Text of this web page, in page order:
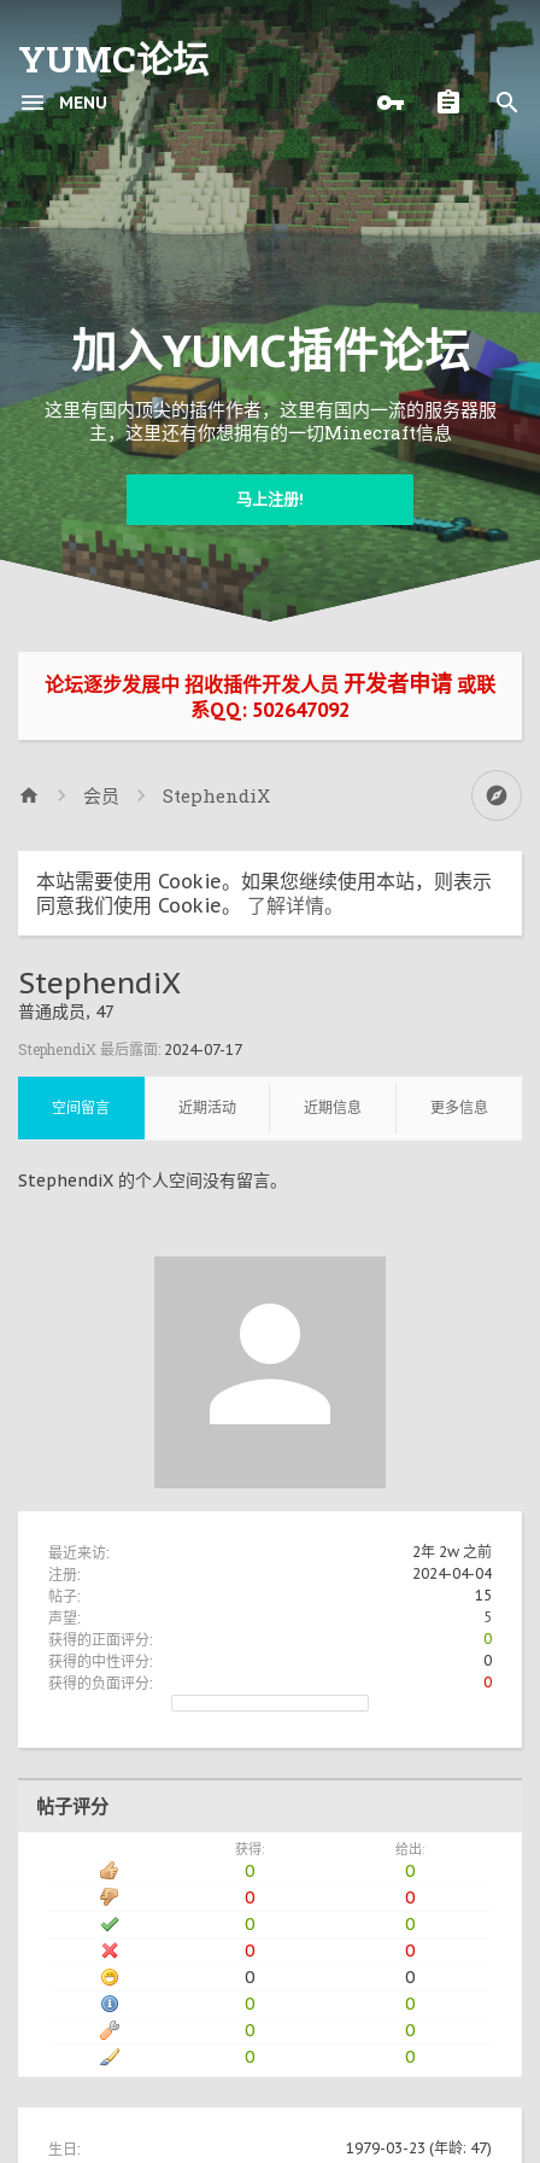
YUMC论坛
MENU
加入YUMC插件论坛
这里有国内顶尖的插件作者，这里有国内一流的服务器服
主，这里还有你想拥有的一切Minecraft信息
马上注册!
论坛逐步发展中 招收插件开发人员 开发者申请 或联
系QQ: 502647092
会员 StephendiX
本站需要使用 Cookie。如果您继续使用本站，则表示
同意我们使用 Cookie。 了解详情。
最近来访: 2年 2w 之前
注册: 2024-04-04
帖子: 15
声望: 5
获得的正面评分: 0
获得的中性评分: 0
获得的负面评分: 0
帖子评分
获得: 给出:
0
0
0
0
0
0
0
0
0
0
0
0
0
0
0
0
生日: 1979-03-23 (年龄: 47)
StephendiX
普通成员, 47
StephendiX 最后露面: 2024-07-17
空间留言 近期活动 近期信息 更多信息
StephendiX 的个人空间没有留言。